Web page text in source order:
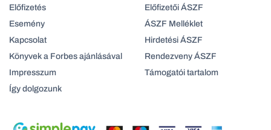
Előfizetés
Esemény
Kapcsolat
Könyvek a Forbes ajánlásával
Impresszum
Így dolgozunk
Előfizetői ÁSZF
ÁSZF Melléklet
Hirdetési ÁSZF
Rendezveny ÁSZF
Támogatói tartalom